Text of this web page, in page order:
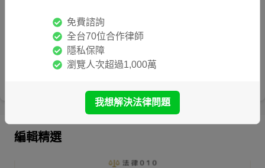
僱關係及仲裁程序，執業以來經手超過百間上市、未上市
公司之相關爭議。訴訟方面擅長處理家事及繼承案件，自
107年獨立創設喆律法律事務所迄今，已辦理超過500件
上述類型案件，成功協助當事人爭取法律上應有的權益及
編輯精選
免費諮詢
全台70位合作律師
隱私保障
瀏覽人次超過1,000萬
我想解決法律問題